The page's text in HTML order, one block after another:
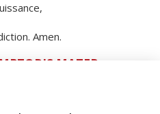
Amen.
MATER,
et stella maris,
curat, populo :